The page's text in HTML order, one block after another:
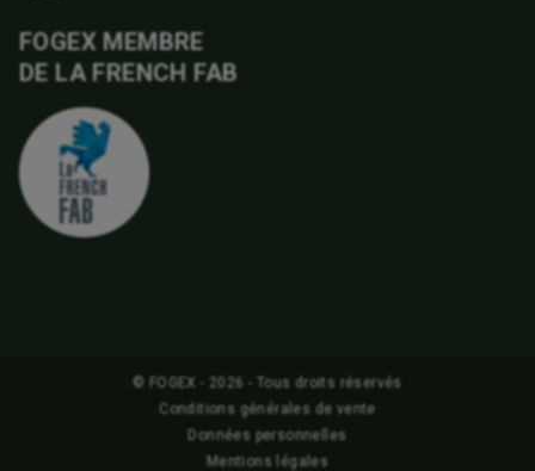
FOGEX MEMBRE
DE LA FRENCH FAB
© FOGEX - 2026 - Tous droits réservés
Conditions générales de vente
Données personnelles
Mentions légales